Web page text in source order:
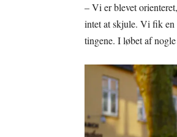
– Vi er blevet
intet at skjule. Vi fik en
tingene. I løbet af